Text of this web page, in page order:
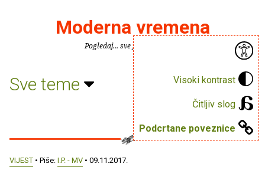
Visoki kontrast
Čitljiv slog
Podcrtane poveznice
Moderna vremena
Pogledaj... sve je puno knjiga.
Sve teme
VIJEST • Piše: I.P. - MV • 09.11.2017.